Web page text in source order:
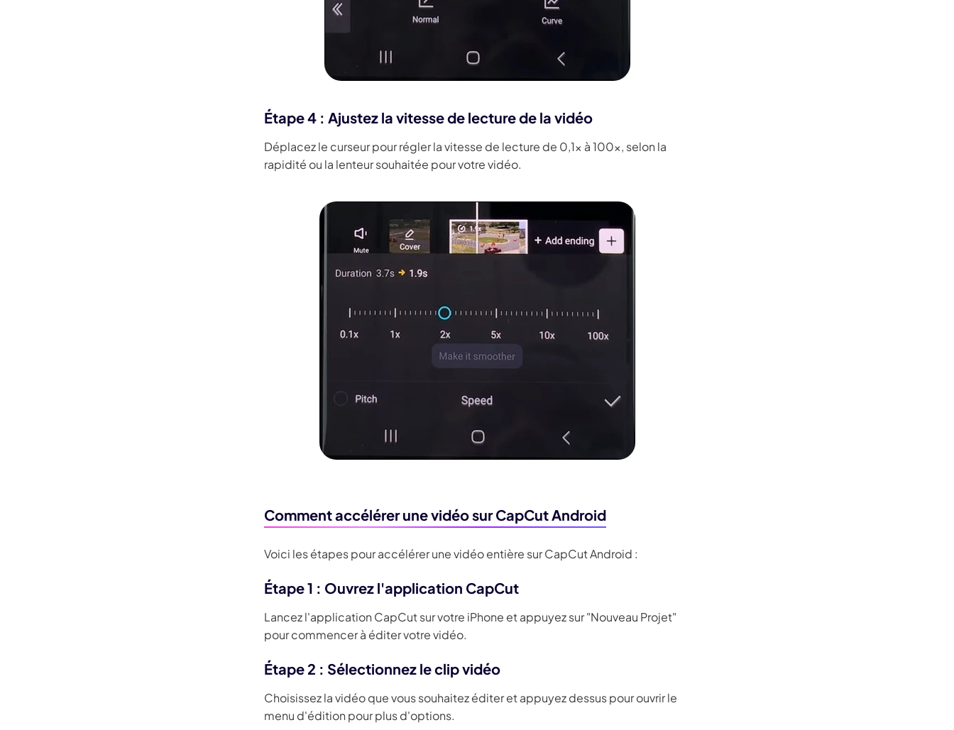
Étape 4 : Ajustez la vitesse de lecture de la vidéo
Déplacez le curseur pour régler la vitesse de lecture de 0,1x à 100x, selon la
rapidité ou la lenteur souhaitée pour votre vidéo.
Comment accélérer une vidéo sur CapCut Android
Voici les étapes pour accélérer une vidéo entière sur CapCut Android :
Étape 1 : Ouvrez l'application CapCut
Lancez l'application CapCut sur votre iPhone et appuyez sur "Nouveau Projet"
pour commencer à éditer votre vidéo.
Étape 2 : Sélectionnez le clip vidéo
Choisissez la vidéo que vous souhaitez éditer et appuyez dessus pour ouvrir le
menu d'édition pour plus d'options.